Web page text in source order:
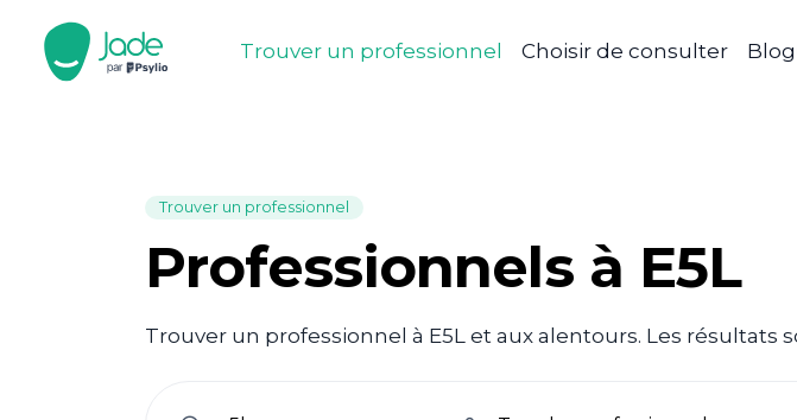
Trouver un professionnel Choisir de consulter
Trouver un professionnel
Professionnels à E5L
Trouver un professionnel à E5L et aux alentours. Les résultats